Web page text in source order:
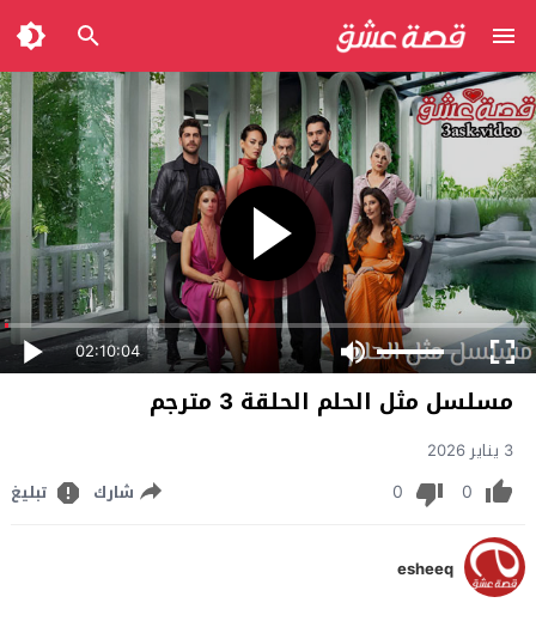
02:10:04
مسلسل مثل الحلم الحلقة 3 مترجم
3 يناير 2026
0
0 شارك تبليغ
esheeq